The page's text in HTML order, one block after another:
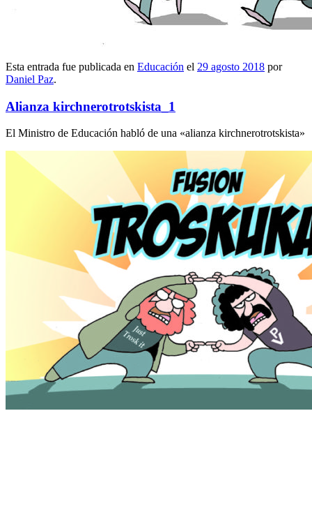
Esta entrada fue publicada en Educación el 29 agosto 2018 por
Daniel Paz.
Alianza kirchnerotrotskista_1
El Ministro de Educación habló de una «alianza kirchnerotrotskista»